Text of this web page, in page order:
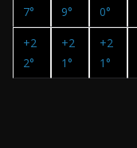
7°
9°
0°
+2
2°
+2
1°
+2
1°